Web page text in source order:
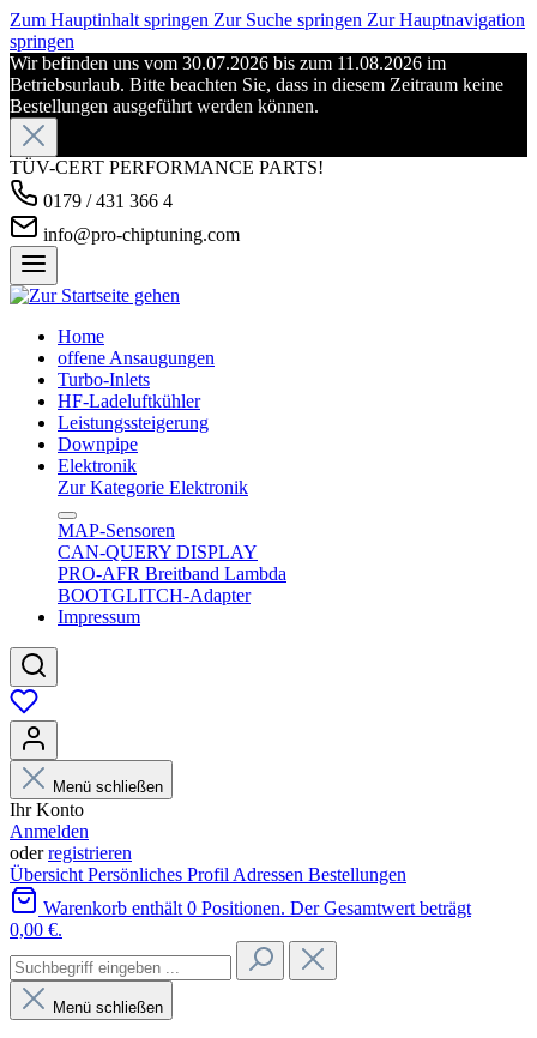
Zum Hauptinhalt springen Zur Suche springen Zur Hauptnavigation
springen
Wir befinden uns vom 30.07.2026 bis zum 11.08.2026 im
Betriebsurlaub. Bitte beachten Sie, dass in diesem Zeitraum keine
Bestellungen ausgeführt werden können.
TÜV-CERT PERFORMANCE PARTS!
0179 / 431 366 4
info@pro-chiptuning.com
Home
offene Ansaugungen
Turbo-Inlets
HF-Ladeluftkühler
Leistungssteigerung
Downpipe
Elektronik
Zur Kategorie Elektronik
MAP-Sensoren
CAN-QUERY DISPLAY
PRO-AFR Breitband Lambda
BOOTGLITCH-Adapter
Impressum
Menü schließen
Ihr Konto
Anmelden
oderregistrieren
Übersicht Persönliches Profil Adressen Bestellungen
Warenkorb enthält 0 Positionen. Der Gesamtwert beträgt
0,00 €.
Menü schließen